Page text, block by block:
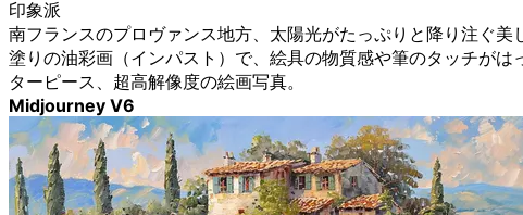
印象派
南フランスのプロヴァンス地方、太陽光がたっぷりと降り注ぐ
塗りの油彩画（インパスト）で、絵具の物質感や筆のタッチが
ターピース、超高解像度の絵画写真。
Midjourney V6